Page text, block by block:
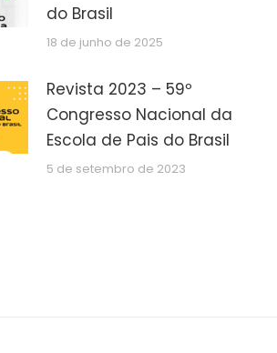
do Brasil
18 de junho de 2025
Revista 2023 – 59º
Congresso Nacional da
Escola de Pais do Brasil
5 de setembro de 2023